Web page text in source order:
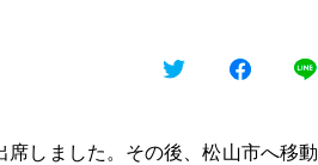
しました。その後、松山市へ移動